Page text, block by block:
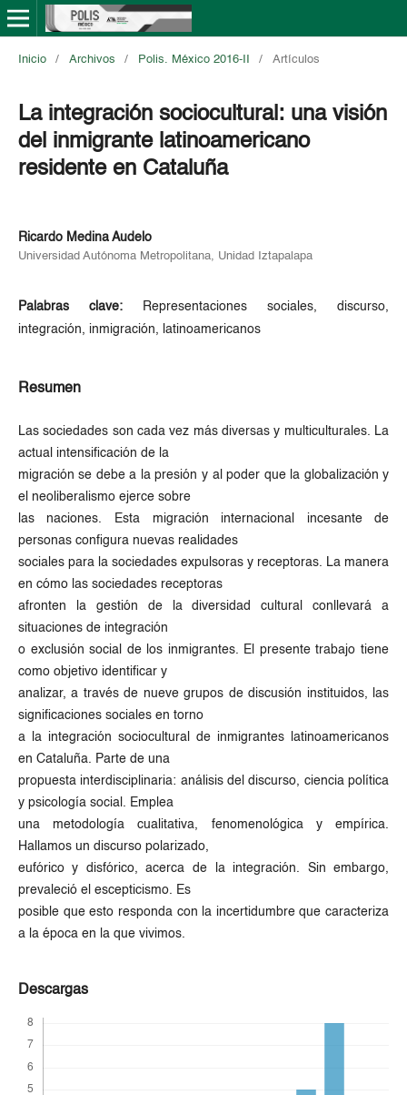
Inicio / Archivos / Polis. México 2016-II / Artículos
La integración sociocultural: una visión
del inmigrante latinoamericano
residente en Cataluña
Ricardo Medina Audelo
Universidad Autónoma Metropolitana, Unidad Iztapalapa
Palabras clave:
Representaciones sociales, discurso,
integración, inmigración, latinoamericanos
Resumen
Las sociedades son cada vez más diversas y multiculturales. La
actual intensificación de la
migración se debe a la presión y al poder que la globalización y
el neoliberalismo ejerce sobre
las naciones. Esta migración internacional incesante de
personas configura nuevas realidades
sociales para la sociedades expulsoras y receptoras. La manera
en cómo las sociedades receptoras
afronten la gestión de la diversidad cultural conllevará a
situaciones de integración
o exclusión social de los inmigrantes. El presente trabajo tiene
como objetivo identificar y
analizar, a través de nueve grupos de discusión instituidos, las
significaciones sociales en torno
a la integración sociocultural de inmigrantes latinoamericanos
en Cataluña. Parte de una
propuesta interdisciplinaria: análisis del discurso, ciencia política
y psicología social. Emplea
una metodología cualitativa, fenomenológica y empírica.
Hallamos un discurso polarizado,
eufórico y disfórico, acerca de la integración. Sin embargo,
prevaleció el escepticismo. Es
posible que esto responda con la incertidumbre que caracteriza
a la época en la que vivimos.
Descargas